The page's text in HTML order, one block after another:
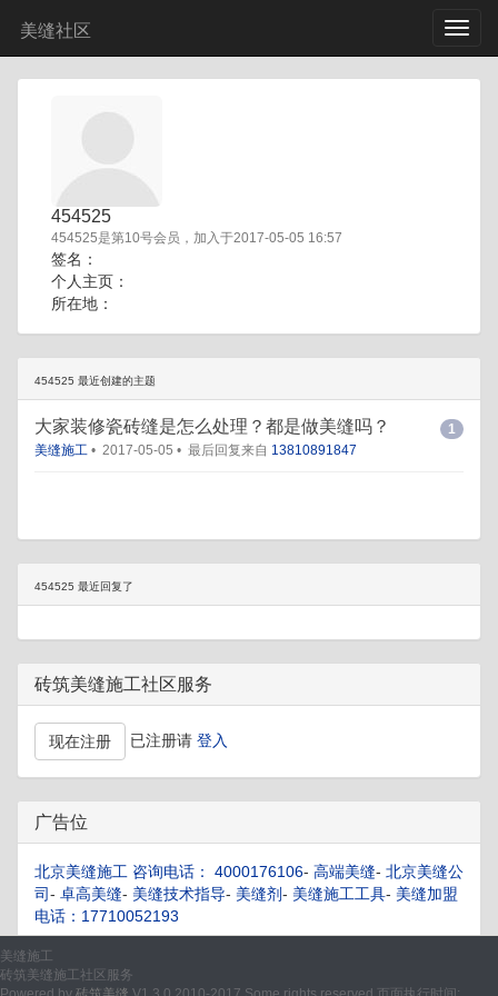
美缝社区
454525
454525是第10号会员，加入于2017-05-05 16:57
签名：
个人主页：
所在地：
454525 最近创建的主题
1
大家装修瓷砖缝是怎么处理？都是做美缝吗？
美缝施工 • 2017-05-05 • 最后回复来自 13810891847
454525 最近回复了
砖筑美缝施工社区服务
现在注册 已注册请 登入
广告位
北京美缝施工 咨询电话： 4000176106- 高端美缝- 北京美缝公
司- 卓高美缝- 美缝技术指导- 美缝剂- 美缝施工工具- 美缝加盟
电话：17710052193
美缝施工
砖筑美缝施工社区服务